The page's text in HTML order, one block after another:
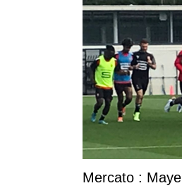
Mercato :